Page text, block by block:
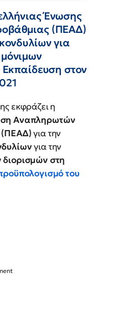
Ένωσης
(ΠΕΑΔ)
για
Εκπαίδευση στον
εκφράζει η
Αναπληρωτών
(ΠΕΑΔ)για την
για την
διορισμών στη
του